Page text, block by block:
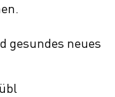
gesundes neues